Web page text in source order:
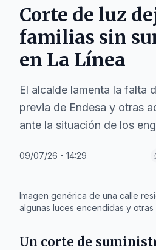
Corte de luz
familias sin
en La Línea
El alcalde lamenta la falta
previa de Endesa y otras
ante la situación de los
09/07/26 - 14:29
Imagen genérica de una calle
algunas luces encendidas y otras
Un corte de